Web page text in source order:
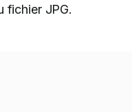
fichier JPG.